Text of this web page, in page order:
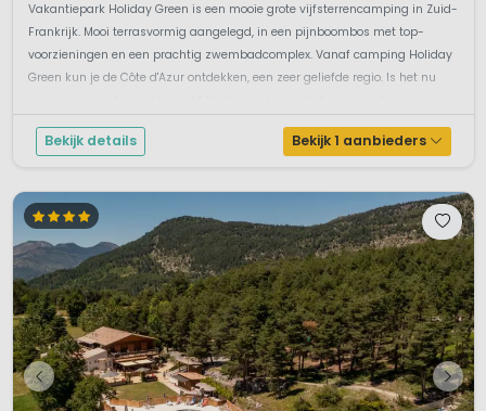
Vakantiepark Holiday Green is een mooie grote vijfsterrencamping in Zuid-
Frankrijk. Mooi terrasvormig aangelegd, in een pijnboombos met top-
voorzieningen en een prachtig zwembadcomplex. Vanaf camping Holiday
Green kun je de Côte d'Azur ontdekken, een zeer geliefde regio. Is het nu
Bekijk details Bekijk 1 aanbieders